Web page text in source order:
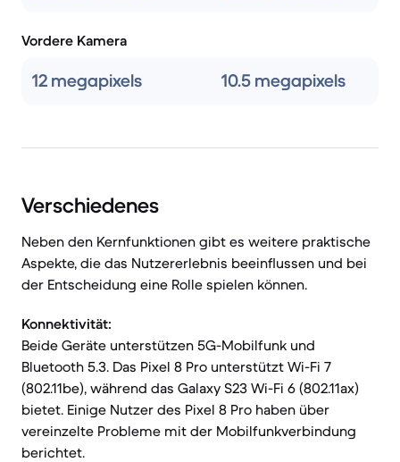
Vordere Kamera
12 megapixels 10.5 megapixels
Verschiedenes
Neben den Kernfunktionen gibt es weitere praktische
Aspekte, die das Nutzererlebnis beeinflussen und bei
der Entscheidung eine Rolle spielen können.
Konnektivität:
Beide Geräte unterstützen 5G-Mobilfunk und
Bluetooth 5.3. Das Pixel 8 Pro unterstützt Wi-Fi 7
(802.11be), während das Galaxy S23 Wi-Fi 6 (802.11ax)
bietet. Einige Nutzer des Pixel 8 Pro haben über
vereinzelte Probleme mit der Mobilfunkverbindung
berichtet.